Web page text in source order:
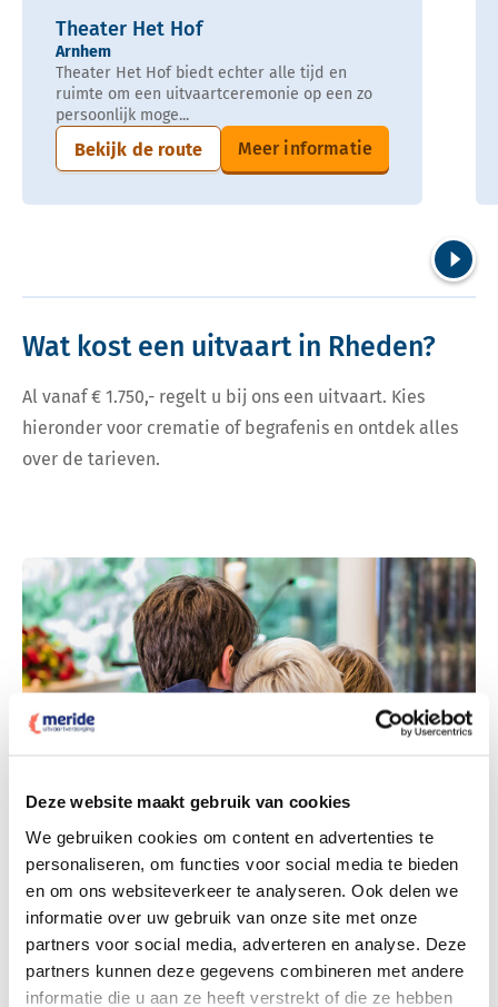
Deze website maakt gebruik van cookies
We gebruiken cookies om content en advertenties te
personaliseren, om functies voor social media te bieden
en om ons websiteverkeer te analyseren. Ook delen we
informatie over uw gebruik van onze site met onze
partners voor social media, adverteren en analyse. Deze
partners kunnen deze gegevens combineren met andere
informatie die u aan ze heeft verstrekt of die ze hebben
Theater Het Hof
Arnhem
Theater Het Hof biedt echter alle tijd en
ruimte om een uitvaartceremonie op een zo
persoonlijk moge...
Bekijk de route Meer informatie
Wat kost een uitvaart in Rheden?
Al vanaf € 1.750,- regelt u bij ons een uitvaart. Kies
hieronder voor crematie of begrafenis en ontdek alles
over de tarieven.
Dit kost een crematie
Bekijk tarieven voor crematie
Bekijk tarieven voor begrafenis